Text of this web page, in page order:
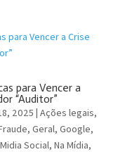
para Vencer a
“Auditor”
2025 | Ações legais,
, Geral, Google,
Midia Social, Na Mídia,